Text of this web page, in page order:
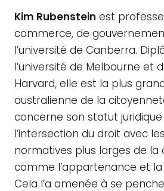
Kim Rubenstein est
commerce, de
l’université de Canberra.
l’université de Melbourne et
Harvard, elle est la plus
australienne de la
concerne son statut
l’intersection du droit avec
normatives plus larges de la
comme l’appartenance et
Cela l’a amenée à se